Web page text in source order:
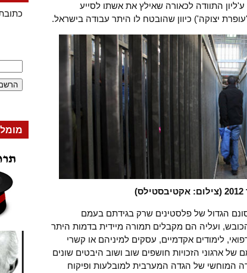
התוודה לכאורה שאילץ את אשתו לסייע
הגדול של פלסטינים שרק בגידתם בעמם
ועליה הם מקבלים תמורה מיידית בדמות היתר
לימודים אקדמיים, עסקים למיניהם או קשרי
ארגוני הזכויות חושפים שוב ושוב היבטים שונים
המוחשי של הגדה המערבית למובלעות ופיקוח